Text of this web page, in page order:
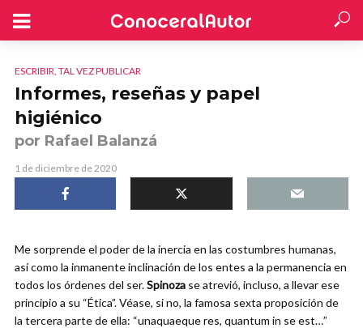
ESCRIBIR, TAL VEZ PUBLICAR
Informes, reseñas y papel
higiénico
por Rafael Balanzá
1 de diciembre de 2020
Me sorprende el poder de la inercia en las costumbres humanas,
así como la inmanente inclinación de los entes a la permanencia en
todos los órdenes del ser.Spinoza se atrevió, incluso, a llevar ese
principio a su “Ética”. Véase, si no, la famosa sexta proposición de
la tercera parte de ella: “unaquaeque res, quantum in se est…”